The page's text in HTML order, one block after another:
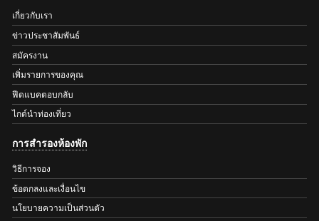
เกี่ยวกับเรา
ข่าวประชาสัมพันธ์
สมัครงาน
เพิ่มรายการของคุณ
ฟีดแบคตอบกลับ
ไกด์นำท่องเที่ยว
การสำรองห้องพัก
วิธีการจอง
ข้อตกลงและเงื่อนไข
นโยบายความเป็นส่วนตัว